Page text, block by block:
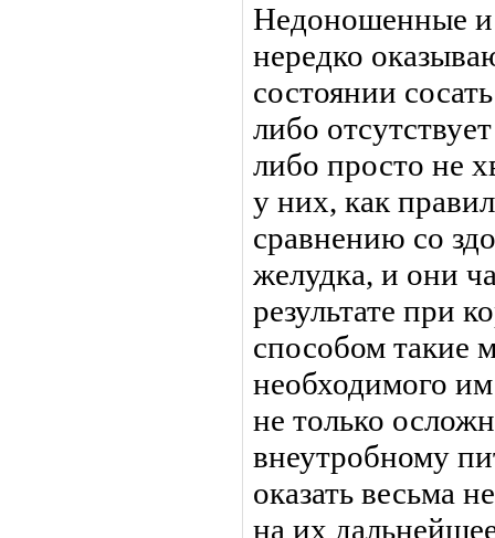
Недоношенные и
нередко
состоянии
либо
либо просто не
у них, как
сравнению со
желудка, и они
результате при
способом такие
необходимого
не только
внеутробному
оказать весьма
на их